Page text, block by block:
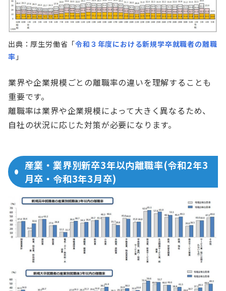
出典：厚生労働省「令和３年度における新規学卒就職者の離職
率 」
業界や企業規模ごとの離職率の違いを理解することも
重要です。
離職率は業界や企業規模によって大きく異なるため、
自社の状況に応じた対策が必要になります。
産業・業界別新卒3年以内離職率(令和2年3
月卒・令和3年3月卒)